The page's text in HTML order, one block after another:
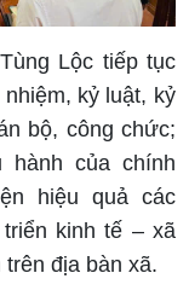
Lộc tiếp tục
kỷ luật, kỷ
bộ, công chức;
hành của chính
hiệu quả các
kinh tế – xã
địa bàn xã.